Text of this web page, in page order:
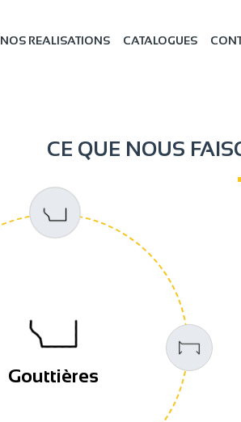
NOS REALISATIONS CATALOGUES
CE QUE NOUS
Gouttières